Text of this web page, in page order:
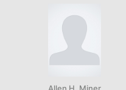
Allen H. Miner